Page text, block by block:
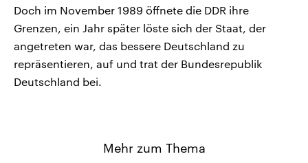
Doch im November 1989 öffnete die DDR ihre
Grenzen, ein Jahr später löste sich der Staat, der
angetreten war, das bessere Deutschland zu
repräsentieren, auf und trat der Bundesrepublik
Deutschland bei.
Mehr zum Thema